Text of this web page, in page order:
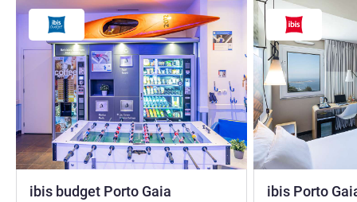
ibis budget Porto Gaia ibis Porto